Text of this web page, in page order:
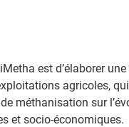
est d’élaborer
agricoles,
méthanisation sur
et socio-économiques.